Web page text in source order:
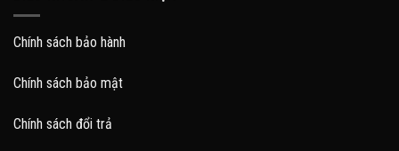
Chính sách bảo hành
Chính sách bảo mật
Chính sách đổi trả